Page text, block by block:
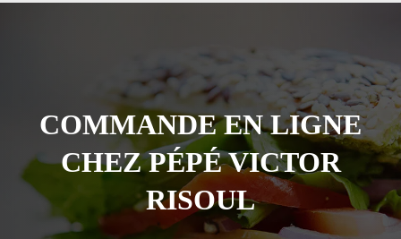
COMMANDE EN LIGNE
CHEZ PÉPÉ VICTOR
RISOUL